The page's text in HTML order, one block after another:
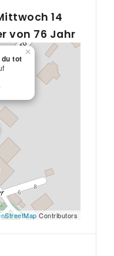
14
von 76 Jahr
tot
×
Contributors